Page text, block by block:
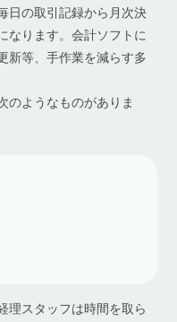
日の取引記録から月次決
なります。会計ソフトに
新等、手作業を減らす多
のようなものがありま
理スタッフは時間を取ら